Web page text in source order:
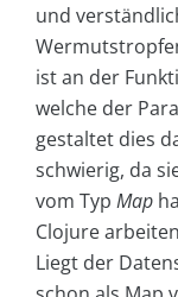
und
ist an der
welche der
gestaltet dies
schwierig, da
vom Typ Map
Clojure
Liegt der